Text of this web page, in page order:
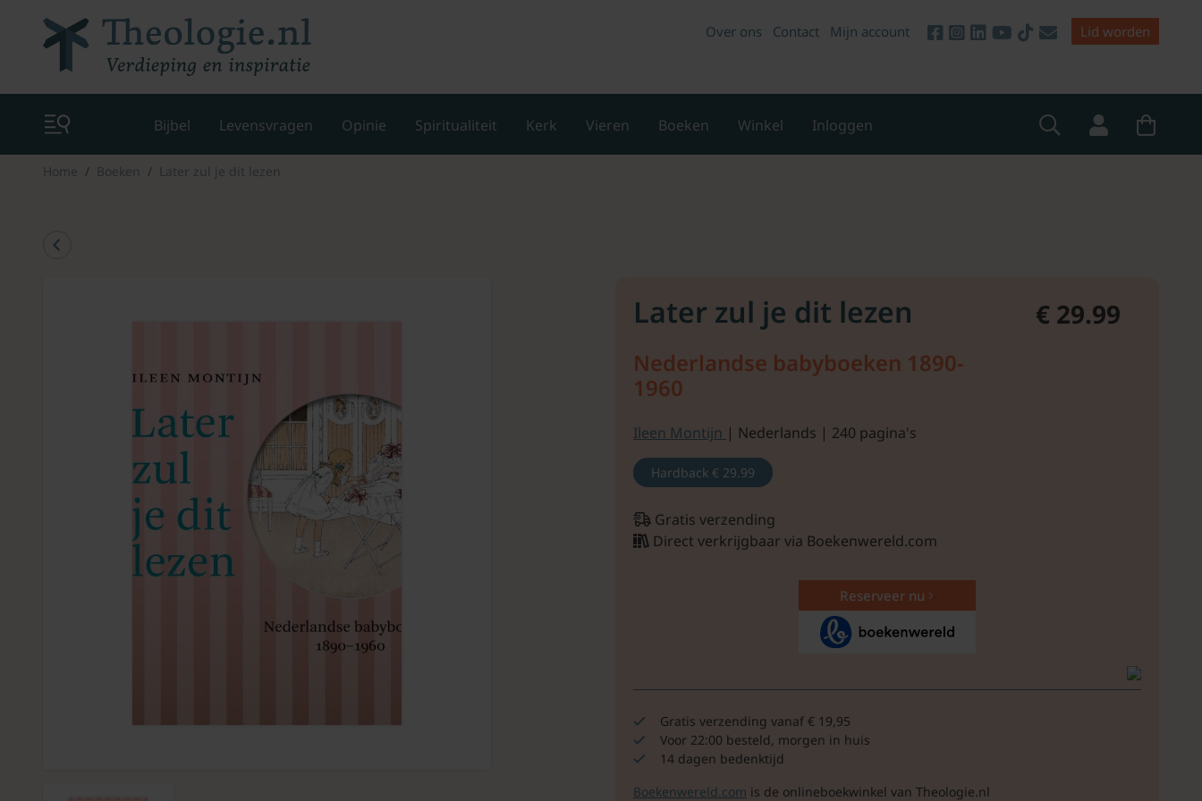
Over ons Contact Mijn account Lid worden
Bijbel Levensvragen Opinie Spiritualiteit Kerk Vieren Boeken Winkel Inloggen
Home Boeken Later zul je dit lezen
Later zul je dit lezen
Nederlandse babyboeken 1890-
1960
€ 29.99
Ileen Montijn | Nederlands | 240 pagina's
Hardback € 29.99
Gratis verzending
Direct verkrijgbaar via Boekenwereld.com
Reserveer nu
Gratis verzending vanaf € 19,95
Voor 22:00 besteld, morgen in huis
14 dagen bedenktijd
Boekenwereld.com is de onlineboekwinkel van Theologie.nl